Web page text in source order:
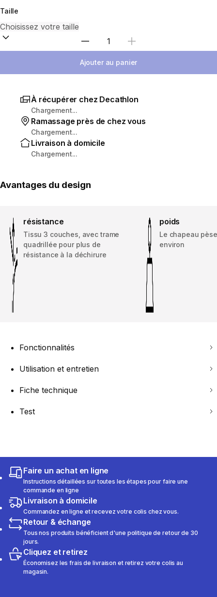
Taille
Sélectionnez la quantité
Ajouter au panier
À récupérer chez Decathlon
Chargement...
Ramassage près de chez vous
Chargement...
Livraison à domicile
Chargement...
Avantages du design
résistance
Tissu 3 couches, avec trame
quadrillée pour plus de
résistance à la déchirure
poids
Le chapeau
environ
Fonctionnalités
Utilisation et entretien
Fiche technique
Test
Faire un achat en ligne
Instructions détaillées sur toutes les étapes pour faire une
commande en ligne
Livraison à domicile
Commandez en ligne et recevez votre colis chez vous.
Retour & échange
Tous nos produits bénéficient d'une politique de retour de 30
jours.
Cliquez et retirez
Économisez les frais de livraison et retirez votre colis au
magasin.